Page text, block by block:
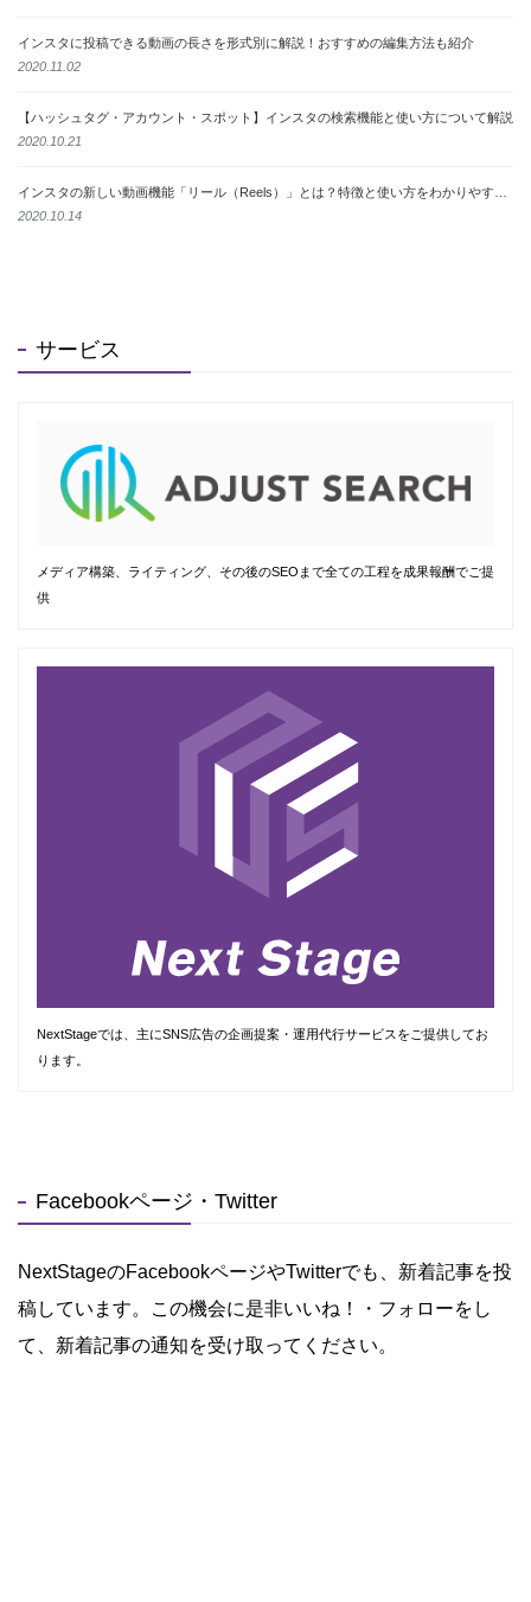
インスタに投稿できる動画の長さを形式別に解説！おすすめの編集方法も紹介
2020.11.02
【ハッシュタグ・アカウント・スポット】インスタの検索機能と使い方について解説
2020.10.21
2020.10.14
サービス
メディア構築、ライティング、その後のSEOまで全ての工程を成果報酬でご提
供
NextStageでは、主にSNS広告の企画提案・運用代行サービスをご提供してお
ります。
Facebookページ・Twitter
NextStageのFacebookページやTwitterでも、新着記事を投
稿しています。この機会に是非いいね！・フォローをし
て、新着記事の通知を受け取ってください。